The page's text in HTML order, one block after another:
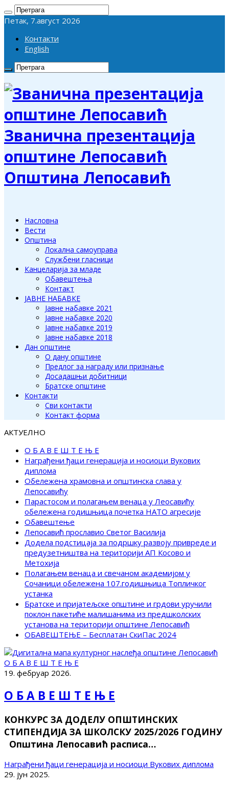
Петак, 7.август 2026
Контакти
English
Званична презентација
општине Лепосавић
Општина Лепосавић
Насловна
Вести
Општина
Локална самоуправа
Службени гласници
Канцеларија за младе
Обавештења
Контакт
ЈАВНЕ НАБАВКЕ
Јавне набавке 2021
Јавне набавке 2020
Јавне набавке 2019
Јавне набавке 2018
Дан општине
О дану општине
Предлог за награду или признање
Досадашњи добитници
Братске општине
Контакти
Сви контакти
Контакт форма
АКТУЕЛНО
О Б А В Е Ш Т Е Њ Е
Награђени ђаци генерација и носиоци Вукових
диплома
Обележена храмовна и општинска слава у
Лепосавићу
Парастосом и полагањем венаца у Леосавићу
обележена годишњица почетка НАТО агресије
Обавештење
Лепосавић прославио Светог Василија
Додела подстицаја за подршку развоју привреде и
предузетништва на територији АП Косово и
Метохија
Полагањем венаца и свечаном академијом у
Сочаници обележена 107.годишњица Топличког
устанка
Братске и пријатељске општине и грдови уручили
поклон пакетиће малишанима из предшколских
установа на територији општине Лепосавић
ОБАВЕШТЕЊЕ – Бесплатан СкиПас 2024
О Б А В Е Ш Т Е Њ Е
19. фебруар 2026.
О Б А В Е Ш Т Е Њ Е
КОНКУРС ЗА ДОДЕЛУ ОПШТИНСКИХ
СТИПЕНДИЈА ЗА ШКОЛСКУ 2025/2026 ГОДИНУ
Општина Лепосавић расписа…
Награђени ђаци генерација и носиоци Вукових диплома
29. јун 2025.